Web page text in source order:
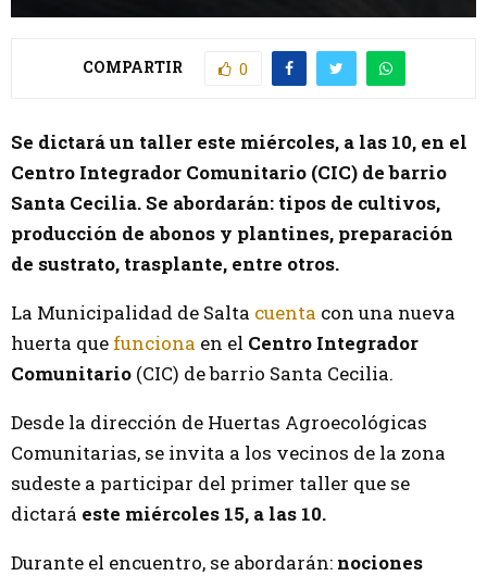
COMPARTIR 0
Se dictará un taller este miércoles, a las 10, en el
Centro Integrador Comunitario (CIC) de barrio
Santa Cecilia. Se abordarán: tipos de cultivos,
producción de abonos y plantines, preparación
de sustrato, trasplante, entre otros.
La Municipalidad de Salta cuenta con una nueva
huerta que funciona en el Centro Integrador
Comunitario (CIC) de barrio Santa Cecilia.
Desde la dirección de Huertas Agroecológicas
Comunitarias, se invita a los vecinos de la zona
sudeste a participar del primer taller que se
dictará este miércoles 15, a las 10.
Durante el encuentro, se abordarán: nociones